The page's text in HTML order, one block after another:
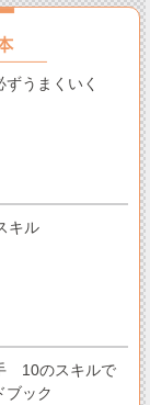
ずうまくいく
キル
10のスキルで
ブック